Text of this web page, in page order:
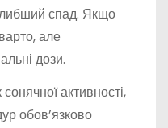
спад. Якщо
але
дози.
активності,
обов’язково